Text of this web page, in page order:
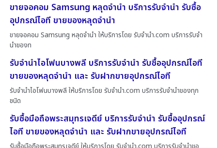
ขายจอคอม Samsung หลุดจำนำ บริการรับจำนำ รับซื้อ
อุปกรณ์ไอที ขายของหลุดจำนำ
ขายจอคอม Samsung หลุดจำนำ ให้บริการโดย รับจํานํา.com บริการรับจำ
นำของท
รับจำนำไอโฟนบางพลี บริการรับจำนำ รับซื้ออุปกรณ์ไอที
ขายของหลุดจำนำ และ รับฝากขายอุปกรณ์ไอที
รับจำนำไอโฟนบางพลี ให้บริการโดย รับจํานํา.com บริการรับจำนำของทุก
ชนิด
รับซื้อมือถือพระสมุทรเจดีย์ บริการรับจำนำ รับซื้ออุปกรณ์
ไอที ขายของหลุดจำนำ และ รับฝากขายอุปกรณ์ไอที